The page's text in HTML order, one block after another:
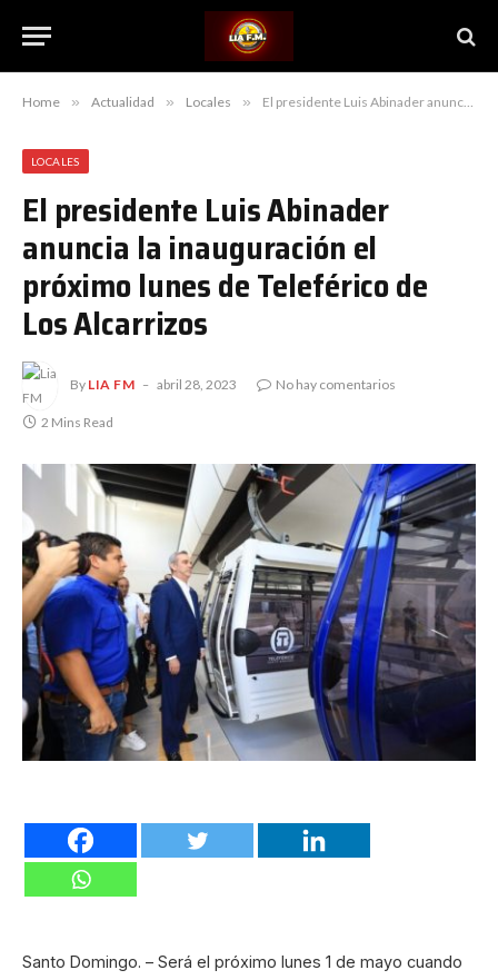
Home » Actualidad » Locales » El presidente Luis Abinader anuncia la inauguración el próximo lunes de Teleférico de Los Alcarrizos
LOCALES
El presidente Luis Abinader
anuncia la inauguración el
próximo lunes de Teleférico de
Los Alcarrizos
By LIA FM abril 28, 2023 No hay comentarios
2 Mins Read
Santo Domingo. – Será el próximo lunes 1 de mayo cuando